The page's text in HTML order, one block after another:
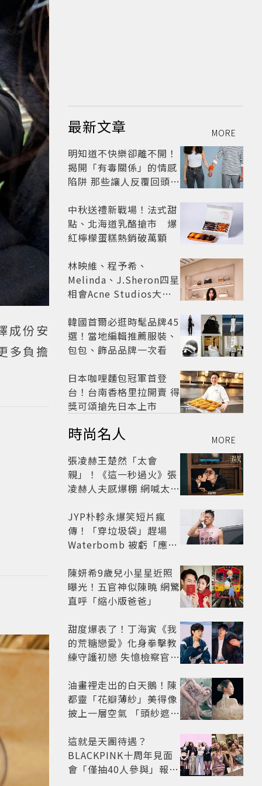
成份安
多負擔
最新文章 MORE
明知道不快樂卻離不開！
揭開「有毒關係」的情感
陷阱 那些讓人反覆回頭的
戒？
中秋送禮新戰場！法式甜
點、北海道乳酪搶市 爆
紅檸檬蛋糕熱銷破萬顆
林映維、程予希、
Melinda、J.Sheron四星
相會Acne Studios大曬
韓國首爾必逛時髦品牌45
選！當地編輯推薦服裝、
包包、飾品品牌一次看
日本咖哩麵包冠軍首登
台！台南香格里拉開賣 得
獎可頌搶先日本上市
時尚名人 MORE
張凌赫王楚然「太會
親」！《這一秒過火》張
凌赫人夫感爆棚 網喊太有
JYP朴軫永爆笑短片瘋
傳！「穿垃圾袋」趕場
Waterbomb 被虧「應該
陳妍希9歲兒小星星近照
曝光！五官神似陳曉 網驚
直呼「縮小版爸爸」
甜度爆表了！丁海寅《我
的荒糖戀愛》化身拳擊教
練守護初戀 失憶檢察官×
劇
油畫裡走出的白天鵝！陳
都靈「花瓣薄紗」美得像
披上一層空氣 「頭紗遮
太仙
這就是天團待遇？
BLACKPINK十周年見面
會「僅抽40人參與」報名